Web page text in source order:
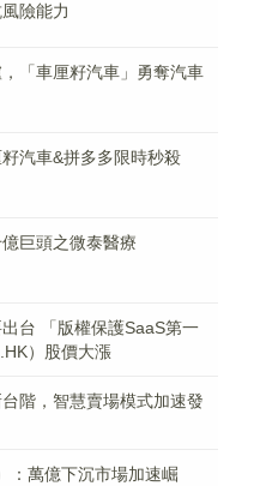
險能力
，「車厘籽汽車」勇奪汽車
籽汽車&拼多多限時秒殺
巨頭之微泰醫療
台 「版權保護SaaS第一
）股價大漲
台階，智慧賣場模式加速發
：萬億下沉市場加速崛